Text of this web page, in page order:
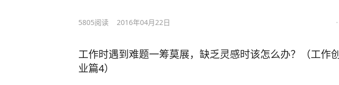
5805阅读 2016年04月22日
工作时遇到难题一筹莫展，缺乏灵感时该怎么办？（工作创
业篇4）